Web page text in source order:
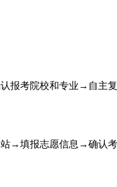
报考院校和专业→自主
站→填报志愿信息→确认